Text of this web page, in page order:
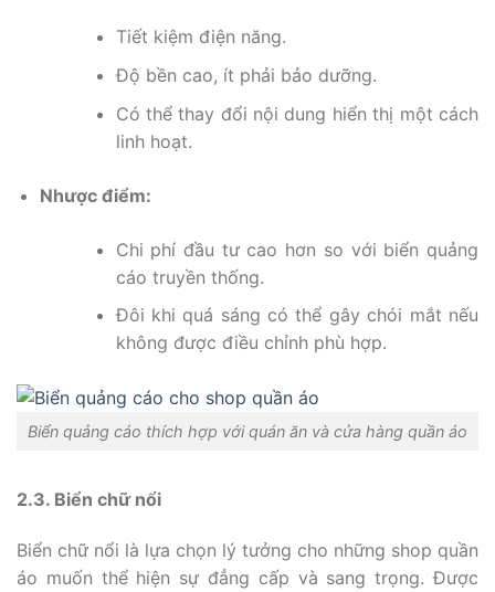
Tiết kiệm điện năng.
Độ bền cao, ít phải bảo dưỡng.
Có thể thay đổi nội dung hiển thị một cách
linh hoạt.
Nhược điểm:
Chi phí đầu tư cao hơn so với biển quảng
cáo truyền thống.
Đôi khi quá sáng có thể gây chói mắt nếu
không được điều chỉnh phù hợp.
Biển quảng cáo thích hợp với quán ăn và cửa hàng quần áo
2.3. Biển chữ nổi
Biển chữ nổi là lựa chọn lý tưởng cho những shop quần
áo muốn thể hiện sự đẳng cấp và sang trọng. Được